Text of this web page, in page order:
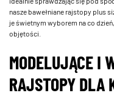
nasze bawełniane rajstopy plus
je świetnym wyborem na co
objętości.
MODELUJĄCE I
RAJSTOPY DLA